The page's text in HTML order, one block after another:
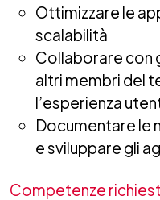
Ottimizzare le
scalabilità
Collaborare con
altri membri del
l’esperienza
Documentare le
e sviluppare gli
Competenze